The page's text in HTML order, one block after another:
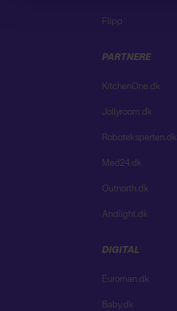
Flipp
PARTNERE
KitchenOne.dk
Jollyroom.dk
Roboteksperten.dk
Med24.dk
Outnorth.dk
Andlight.dk
DIGITAL
Euroman.dk
Baby.dk